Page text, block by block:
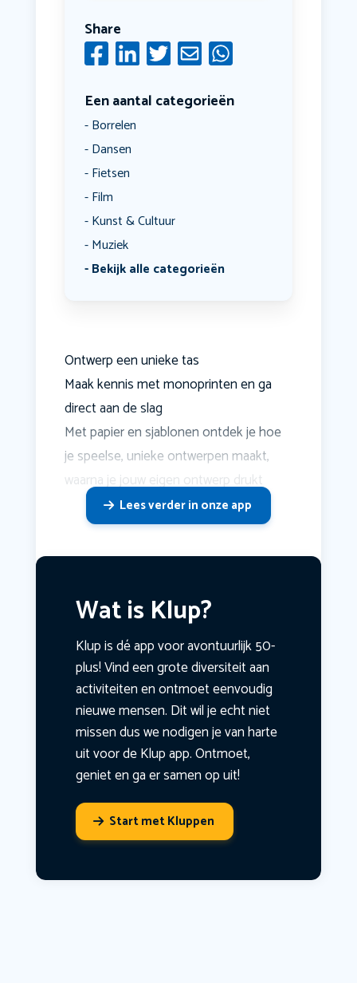
Share
Een aantal categorieën
Borrelen
Dansen
Fietsen
Film
Kunst & Cultuur
Muziek
Bekijk alle categorieën
Ontwerp een unieke tas
Maak kennis met monoprinten en ga
direct aan de slag
Met papier en sjablonen ontdek je hoe
je speelse, unieke ontwerpen maakt,
waarna je jouw eigen ontwerp drukt
Lees verder in onze app
Wat is Klup?
Klup is dé app voor avontuurlijk 50-
plus! Vind een grote diversiteit aan
activiteiten en ontmoet eenvoudig
nieuwe mensen. Dit wil je echt niet
missen dus we nodigen je van harte
uit voor de Klup app. Ontmoet,
geniet en ga er samen op uit!
Start met Kluppen